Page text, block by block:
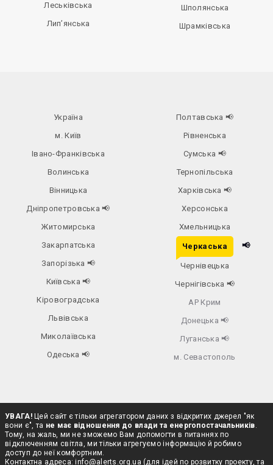
Леськівська
Лип’янська
Шполянська
Шрамківська
Україна
м. Київ
Івано-Франківська
Волинська
Вінницька
Дніпропетровська📢
Житомирська
Закарпатська
Запорізька 📢
Київська📢
Кіровоградська
Львівська
Миколаївська
Одеська📢
Полтавська 📢
Рівненська
Сумська 📢
Тернопільська
Харківська 📢
Херсонська
Хмельницька
Черкаська 📢
Чернівецька
Чернігівська 📢
АР Крим
Донецька 📢
Луганська 📢
м. Севастополь
УВАГА!Цей сайт є тільки агрегатором даних з відкритих джерел "як
вони є", та не має відношення до влади та енергопостачальників.
Тому, на жаль, ми не зможемо Вам допомогти в питаннях по
відключенням світла, ми тільки агрегуємо інформацію й робимо
доступ до неї комфортним.
Контактна адреса:info@alerts.org.ua (для ідей по розвитку проекту, та